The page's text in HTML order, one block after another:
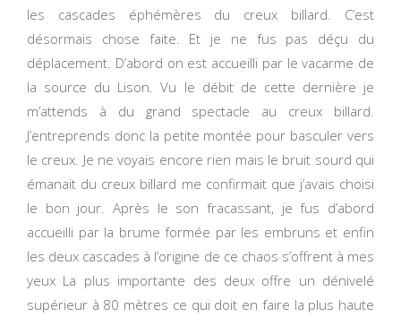
les cascades éphémères du creux billard. C’est
désormais chose faite. Et je ne fus pas déçu du
déplacement. D’abord on est accueilli par le vacarme de
la source du Lison. Vu le débit de cette dernière je
m’attends à du grand spectacle au creux billard.
J’entreprends donc la petite montée pour basculer vers
le creux. Je ne voyais encore rien mais le bruit sourd qui
émanait du creux billard me confirmait que j’avais choisi
le bon jour. Après le son fracassant, je fus d’abord
accueilli par la brume formée par les embruns et enfin
les deux cascades à l’origine de ce chaos s’offrent à mes
yeux La plus importante des deux offre un dénivelé
supérieur à 80 mètres ce qui doit en faire la plus haute